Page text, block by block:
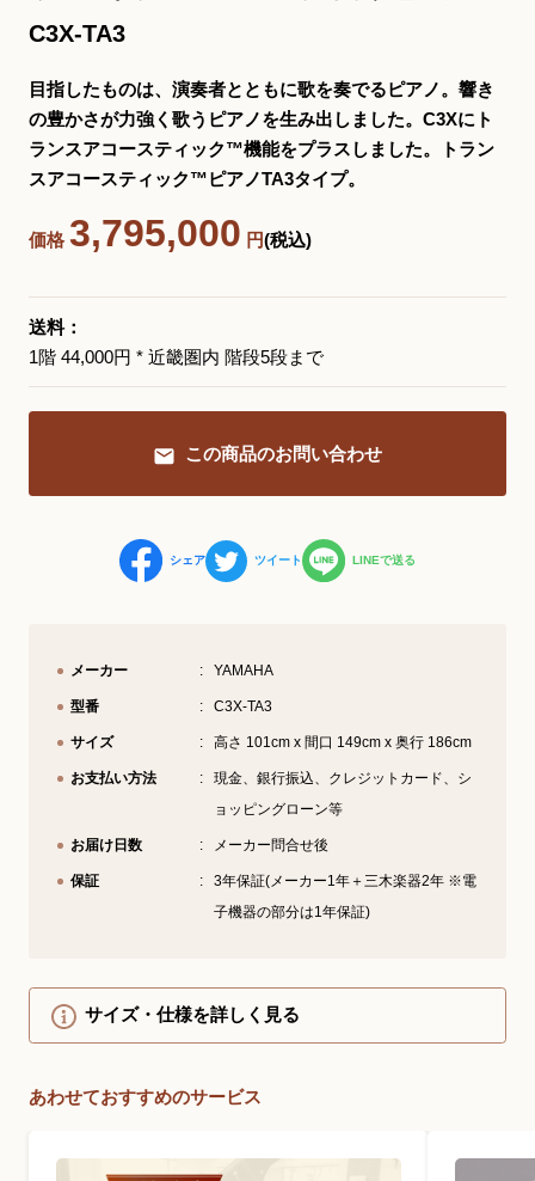
お問い合わせフォーム
大阪・本町のピアノ専門店
三木楽器 開成館
〒541-0057
大阪府大阪市中央区北久宝寺町3丁目3−4
三木楽器 開成館
サイトマップ 個人情報の取り扱い 特定商品取引法表記
C3X-TA3
目指したものは、演奏者とともに歌を奏でるピアノ。響き
の豊かさが力強く歌うピアノを生み出しました。C3Xにト
ランスアコースティック™機能をプラスしました。トラン
スアコースティック™ピアノTA3タイプ。
価格3,795,000 円(税込)
送料：
1階 44,000円 * 近畿圏内 階段5段まで
この商品のお問い合わせ
シェア ツイート LINEで送る
メーカー YAMAHA
型番 C3X-TA3
サイズ 高さ 101cm x 間口 149cm x 奥行 186cm
お支払い方法
現金、銀行振込、クレジットカード、シ
ョッピングローン等
お届け日数 メーカー問合せ後
保証
3年保証(メーカー1年＋三木楽器2年 ※電
子機器の部分は1年保証)
サイズ・仕様を詳しく見る
あわせておすすめのサービス